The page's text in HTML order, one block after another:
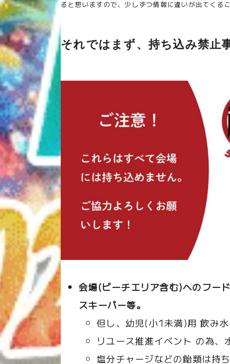
ると思いますので、少しずつ情報に違いが出てくる
それではまず、持ち込み禁止
会場(ビーチエリア含む)へのフー
スキーパー等。
但し、幼児(小1未満)用 飲み水
リユース推進イベント の為、
塩分チャージなどの飴類は持ち